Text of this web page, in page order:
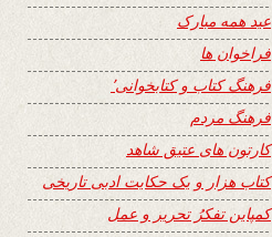
عید همه مبارک
فراخوان ها
فرهنگ کتاب و کتابخوانی٬
فرهنگ مردم
کارتون های عتیق شاهد
کتاب هزار و یک حکایت ادبی تاریخی
کمپاین تفکرُ تحریر و عمل